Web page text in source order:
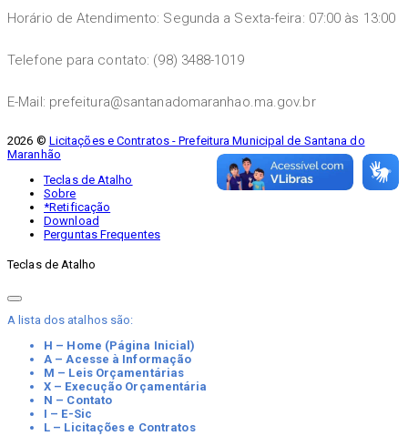
Horário de Atendimento: Segunda a Sexta-feira: 07:00 às 13:00
Telefone para contato: (98) 3488-1019
E-Mail: prefeitura@santanadomaranhao.ma.gov.br
2026 © Licitações e Contratos - Prefeitura Municipal de Santana do
Maranhão
Teclas de Atalho
Sobre
*Retificação
Download
Perguntas Frequentes
Teclas de Atalho
A lista dos atalhos são:
H – Home (Página Inicial)
A – Acesse à Informação
M – Leis Orçamentárias
X – Execução Orçamentária
N – Contato
I – E-Sic
L – Licitações e Contratos